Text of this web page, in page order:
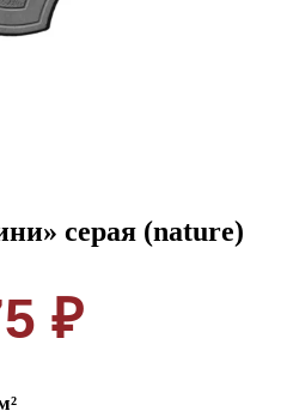
серая (nature)
₽